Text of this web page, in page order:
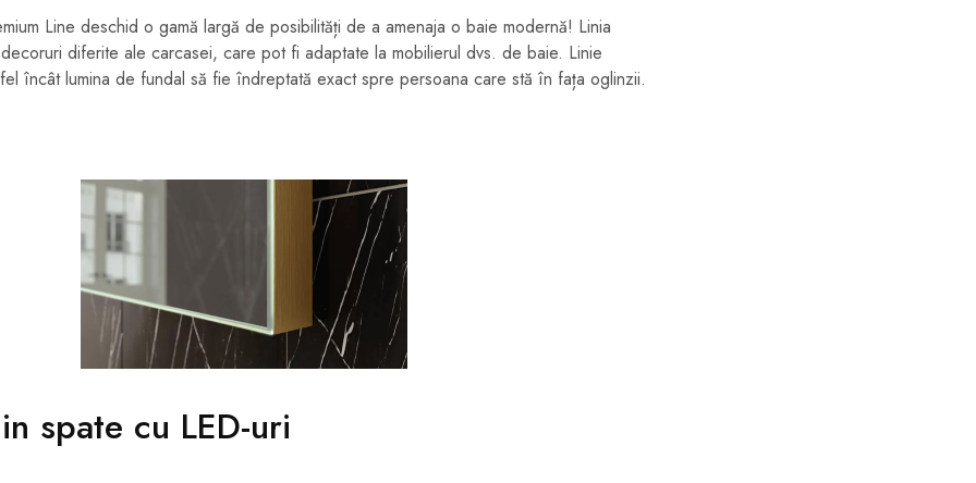
Line deschid o gamă largă de posibilități de a amenaja o baie modernă! Linia
diferite ale carcasei, care pot fi adaptate la mobilierul dvs. de baie. Linie
încât lumina de fundal să fie îndreptată exact spre persoana care stă în fața oglinzii.
spate cu LED-uri